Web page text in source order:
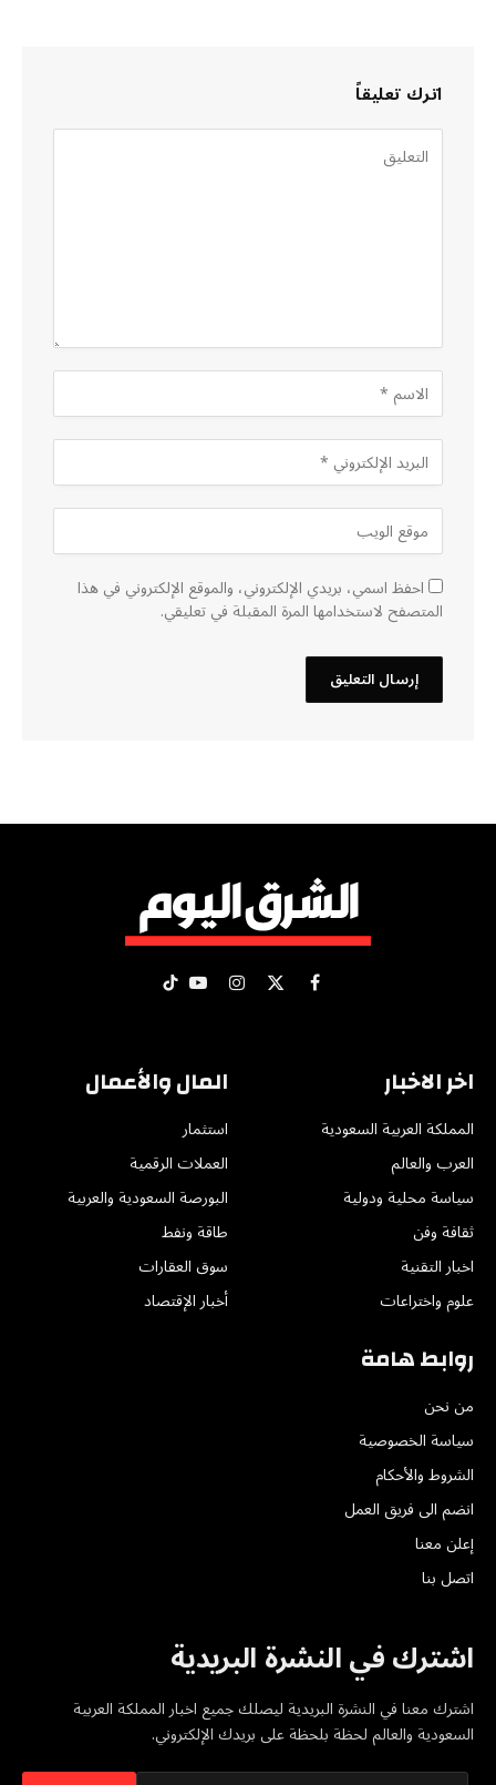
اترك تعليقاً
احفظ اسمي، بريدي الإلكتروني، والموقع الإلكتروني في هذا
المتصفح لاستخدامها المرة المقبلة في تعليقي.
فيسبوك
X الانستغراميوتيوبتيكتوك
اخر الاخبار
المملكة العربية السعودية
العرب والعالم
سياسة محلية ودولية
ثقافة وفن
اخبار التقنية
علوم واختراعات
المال والأعمال
استثمار
العملات الرقمية
البورصة السعودية والعربية
طاقة ونفط
سوق العقارات
أخبار الإقتصاد
روابط هامة
من نحن
سياسة الخصوصية
الشروط والأحكام
انضم الى فريق العمل
إعلن معنا
اتصل بنا
اشترك في النشرة البريدية
اشترك معنا في النشرة البريدية ليصلك جميع اخبار المملكة العربية
السعودية والعالم لحظة بلحظة على بريدك الإلكتروني.